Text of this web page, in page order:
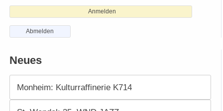
Anmelden
Abmelden
Neues
Monheim: Kulturraffinerie K714